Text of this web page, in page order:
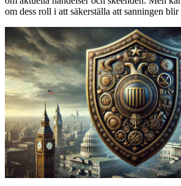
om dess roll i att säkerställa att sanningen